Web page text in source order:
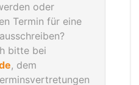
oder
Termin für eine
bitte bei
, dem